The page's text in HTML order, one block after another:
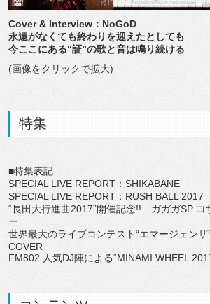
Cover & Interview：NoGoD
永遠がなくても終わりを迎えたとしても
今ここにある“証”の歌と音は鳴り続ける
(画像をクリックで拡大)
特集
■特集表記
SPECIAL LIVE REPORT：SHIKABANE
SPECIAL LIVE REPORT：RUSH BALL 2017
“長田大行進曲2017”開催記念!! ガガガSP コ
ー
世界最大のライブコンテスト“エマージェン
COVER
FM802 人気DJ陣による“MINAMI WHEEL